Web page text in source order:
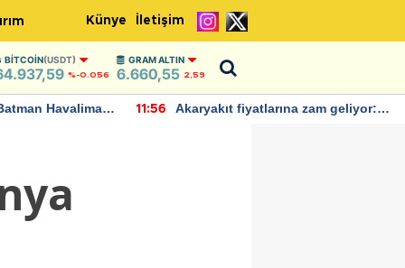
Künye İletişim
BITCOIN(USDT)
%-0.056
GRAM ALTIN
6.660,55 2,59
Havalimanı
11:56
Akaryakıt fiyatlarına zam geliyor: